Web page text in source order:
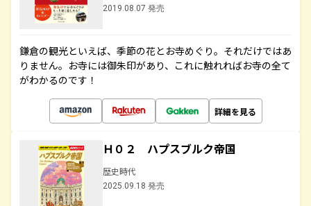
2019.08.07 発売
鎌倉の観光といえば、季節の花とお寺めぐり。それだけではあ
りません。お寺には御朱印があり、これに触れればお寺の全て
がわかるのです！
詳細を見る
Ｈ０２ ハプスブルク帝国
歴史時代
2025.09.18 発売